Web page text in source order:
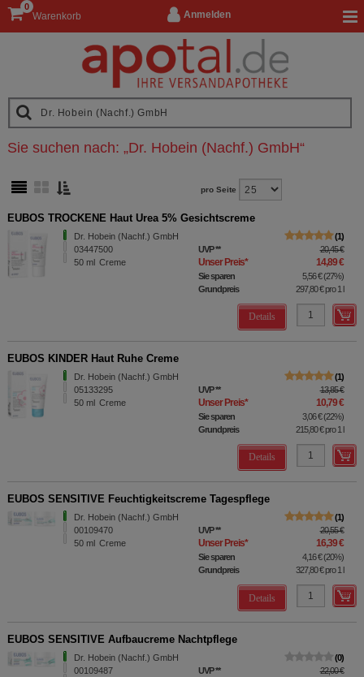
Anmelden
Warenkorb
0
Sie suchen nach: „Dr. Hobein (Nachf.) GmbH“
pro Seite
EUBOS TROCKENE Haut Urea 5% Gesichtscreme
Dr. Hobein (Nachf.) GmbH
03447500
50 ml Creme
1
UVP** 20,45 €
Unser Preis* 14,89 €
Sie sparen 5,56 €(27%)
Grundpreis
297,80 €pro 1 l
Details
EUBOS KINDER Haut Ruhe Creme
Dr. Hobein (Nachf.) GmbH
05133295
50 ml Creme
1
UVP** 13,85 €
Unser Preis* 10,79 €
Sie sparen 3,06 €(22%)
Grundpreis
215,80 €pro 1 l
Details
EUBOS SENSITIVE Feuchtigkeitscreme Tagespflege
Dr. Hobein (Nachf.) GmbH
00109470
50 ml Creme
1
UVP** 20,55 €
Unser Preis* 16,39 €
Sie sparen 4,16 €(20%)
Grundpreis
327,80 €pro 1 l
Details
EUBOS SENSITIVE Aufbaucreme Nachtpflege
Dr. Hobein (Nachf.) GmbH
00109487
0
UVP** 22,00 €